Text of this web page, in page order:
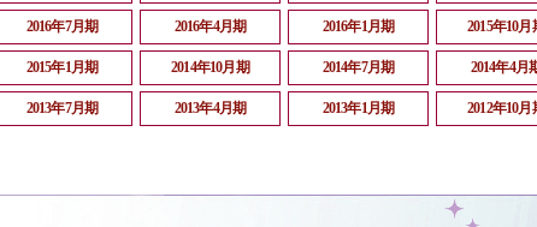
2016年7月期 2016年4月期 2016年1月期 2015年10月
2015年1月期 2014年10月期 2014年7月期 2014年4月
2013年7月期 2013年4月期 2013年1月期 2012年10月